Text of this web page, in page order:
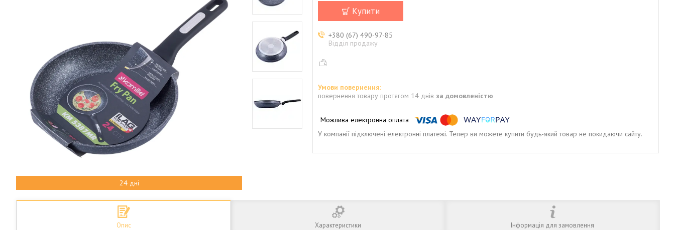
24 дні
Купити
+380 (67) 490-97-85
Відділ продажу
повернення товару протягом 14 днів за домовленістю
У компанії підключені електронні платежі. Тепер ви можете купити будь-який товар не покидаючи сайту.
Опис Характеристики Інформація для замовлення